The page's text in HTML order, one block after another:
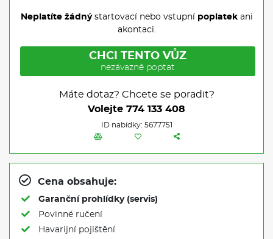
Neplatíte žádnýstartovací nebo vstupní poplatekani
akontaci.
CHCI TENTO VŮZ
nezávazně poptat
Máte dotaz? Chcete se poradit?
Volejte 774 133 408
ID nabídky: 5677751
Cena obsahuje:
Garanční prohlídky (servis)
Povinné ručení
Havarijní pojištění